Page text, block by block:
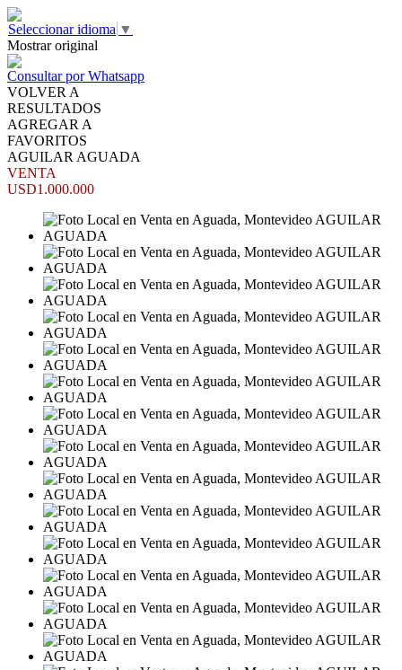
Seleccionar idioma ▼
Mostrar original
Consultar por Whatsapp
VOLVER A
RESULTADOS
AGREGAR A
FAVORITOS
AGUILAR AGUADA
VENTA
USD1.000.000